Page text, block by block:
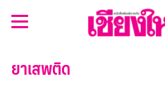
ยาเสพติด